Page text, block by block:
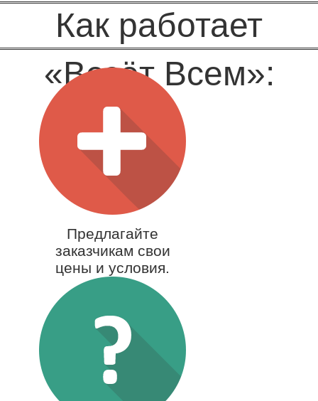
Как работает
«Везёт Всем»:
Предлагайте
заказчикам свои
цены и условия.